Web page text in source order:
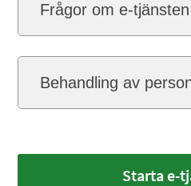
Frågor om e-tjänsten
Behandling av
Starta e-